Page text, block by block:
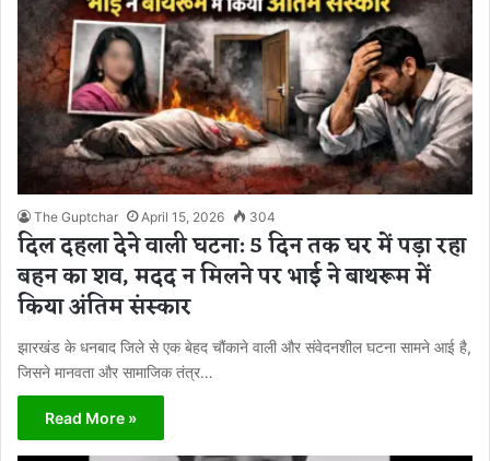
The Guptchar April 15, 2026 304
दिल दहला देने वाली घटना: 5 दिन तक घर में पड़ा रहा
बहन का शव, मदद न मिलने पर भाई ने बाथरूम में
किया अंतिम संस्कार
झारखंड के धनबाद जिले से एक बेहद चौंकाने वाली और संवेदनशील घटना सामने आई है,
जिसने मानवता और सामाजिक तंत्र…
Read More »